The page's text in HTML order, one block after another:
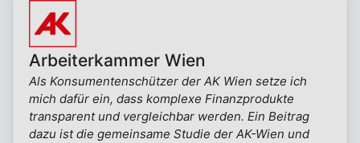
Arbeiterkammer Wien
Als Konsumentenschützer der AK Wien setze ich
mich dafür ein, dass komplexe Finanzprodukte
transparent und vergleichbar werden. Ein Beitrag
dazu ist die gemeinsame Studie der AK-Wien und